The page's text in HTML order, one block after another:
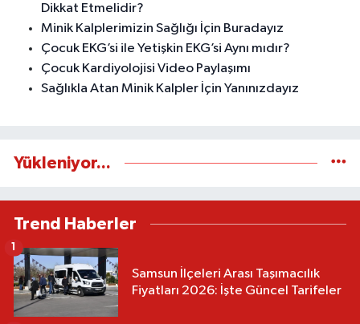
Dikkat Etmelidir?
Minik Kalplerimizin Sağlığı İçin Buradayız
Çocuk EKG’si ile Yetişkin EKG’si Aynı mıdır?
Çocuk Kardiyolojisi Video Paylaşımı
Sağlıkla Atan Minik Kalpler İçin Yanınızdayız
Yükleniyor...
Trend Haberler
Samsun İlçeleri Arası Taşımacılık
Fiyatları 2026: İşte Güncel Tarifeler
1